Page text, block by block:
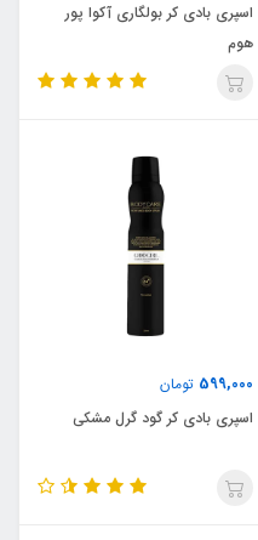
اسپری بادی کر بولگاری آکوا پور
هوم
599,000 تومان
اسپری بادی کر گود گرل مشکی